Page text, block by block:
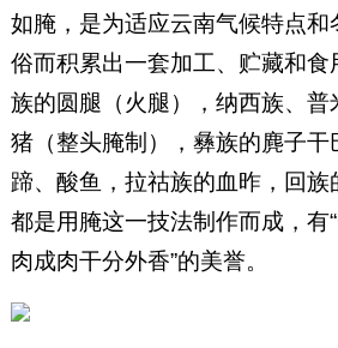
如腌，是为适应云南气候特点和
俗而积累出一套加工、贮藏和食
族的圆腿（火腿），纳西族、普
猪（整头腌制），彝族的麂子干
蹄、酸鱼，拉祜族的血昨，回
都是用腌这一技法制作而成，有
肉成肉干分外香”的美誉。